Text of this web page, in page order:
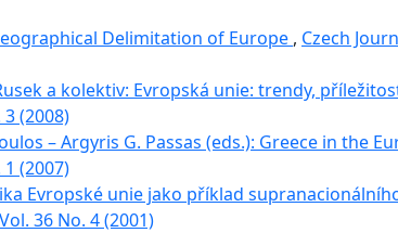
Delimitation of Europe , Czech
a kolektiv: Evropská unie: trendy,
(2008)
– Argyris G. Passas (eds.): Greece in the
(2007)
Evropské unie jako příklad
36 No. 4 (2001)